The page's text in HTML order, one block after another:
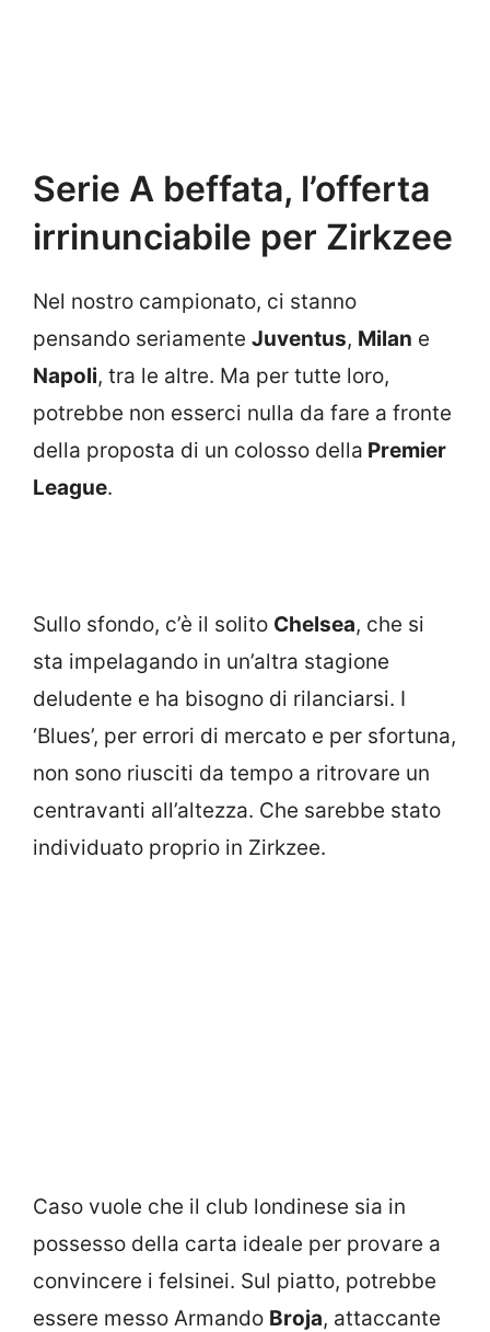
Serie A beffata, l’offerta
irrinunciabile per Zirkzee
Nel nostro campionato, ci stanno
pensando seriamente Juventus, Milan e
Napoli, tra le altre. Ma per tutte loro,
potrebbe non esserci nulla da fare a fronte
della proposta di un colosso della Premier
League.
Sullo sfondo, c’è il solito Chelsea, che si
sta impelagando in un’altra stagione
deludente e ha bisogno di rilanciarsi. I
‘Blues’, per errori di mercato e per sfortuna,
non sono riusciti da tempo a ritrovare un
centravanti all’altezza. Che sarebbe stato
individuato proprio in Zirkzee.
Caso vuole che il club londinese sia in
possesso della carta ideale per provare a
convincere i felsinei. Sul piatto, potrebbe
essere messo Armando Broja, attaccante